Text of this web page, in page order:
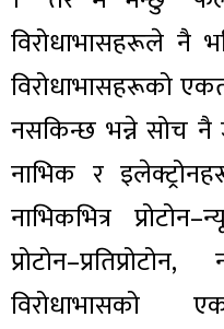
विरोधाभासहरूले नै
विरोधाभासहरूको
नसकिन्छ भन्ने सोच नै
नाभिक र
नाभिकभित्र
विरोधाभासको